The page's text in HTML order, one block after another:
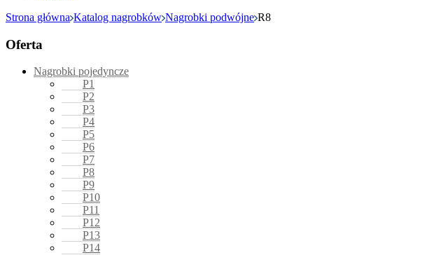
Strona główna Katalog nagrobków Nagrobki podwójne R8
Oferta
Nagrobki pojedyncze
P1
P2
P3
P4
P5
P6
P7
P8
P9
P10
P11
P12
P13
P14